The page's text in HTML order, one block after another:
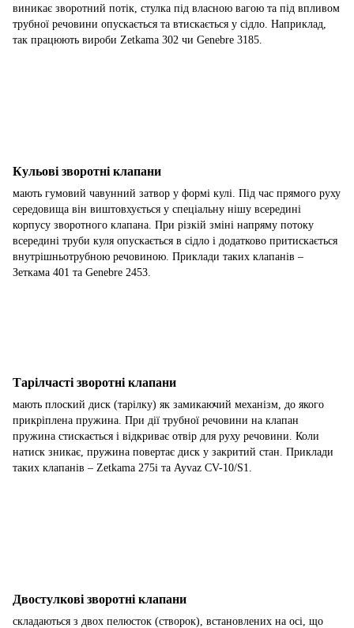
виникає зворотний потік, стулка під власною вагою та під впливом
трубної речовини опускається та втискається у сідло. Наприклад,
так працюють вироби Zetkama 302 чи Genebre 3185.
Кульові зворотні клапани
мають гумовий чавунний затвор у формі кулі. Під час прямого руху
середовища він виштовхується у спеціальну нішу всередині
корпусу зворотного клапана. При різкій зміні напряму потоку
всередині труби куля опускається в сідло і додатково притискається
внутрішньотрубною речовиною. Приклади таких клапанів –
Зеткама 401 та Genebre 2453.
Тарілчасті зворотні клапани
мають плоский диск (тарілку) як замикаючий механізм, до якого
прикріплена пружина. При дії трубної речовини на клапан
пружина стискається і відкриває отвір для руху речовини. Коли
натиск зникає, пружина повертає диск у закритий стан. Приклади
таких клапанів – Zetkama 275i та Ayvaz CV-10/S1.
Двостулкові зворотні клапани
складаються з двох пелюсток (створок), встановлених на осі, що